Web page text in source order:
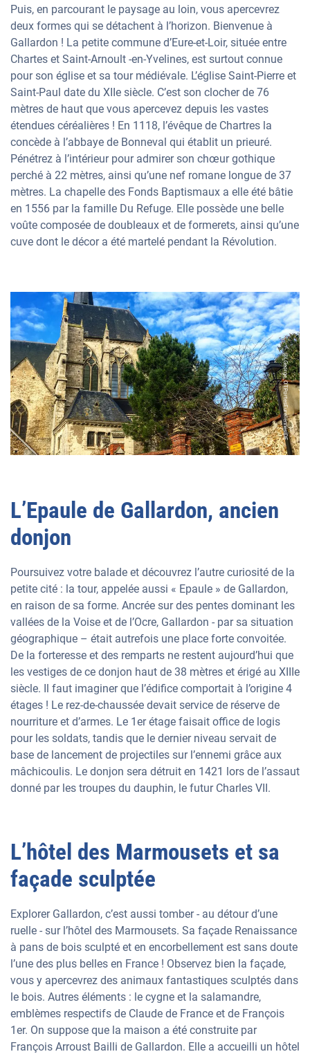
Puis, en parcourant le paysage au loin, vous apercevrez
deux formes qui se détachent à l’horizon. Bienvenue à
Gallardon ! La petite commune d’Eure-et-Loir, située entre
Chartes et Saint-Arnoult -en-Yvelines, est surtout connue
pour son église et sa tour médiévale. L’église Saint-Pierre et
Saint-Paul date du XIIe siècle. C’est son clocher de 76
mètres de haut que vous apercevez depuis les vastes
étendues céréalières ! En 1118, l’évêque de Chartres la
concède à l’abbaye de Bonneval qui établit un prieuré.
Pénétrez à l’intérieur pour admirer son chœur gothique
perché à 22 mètres, ainsi qu’une nef romane longue de 37
mètres. La chapelle des Fonds Baptismaux a elle été bâtie
en 1556 par la famille Du Refuge. Elle possède une belle
voûte composée de doubleaux et de formerets, ainsi qu’une
cuve dont le décor a été martelé pendant la Révolution.
@LGeorge_OTPortesEureliennesIDF
L’Epaule de Gallardon, ancien
donjon
Poursuivez votre balade et découvrez l’autre curiosité de la
petite cité : la tour, appelée aussi « Epaule » de Gallardon,
en raison de sa forme. Ancrée sur des pentes dominant les
vallées de la Voise et de l’Ocre, Gallardon - par sa situation
géographique – était autrefois une place forte convoitée.
De la forteresse et des remparts ne restent aujourd’hui que
les vestiges de ce donjon haut de 38 mètres et érigé au XIIIe
siècle. Il faut imaginer que l’édifice comportait à l’origine 4
étages ! Le rez-de-chaussée devait service de réserve de
nourriture et d’armes. Le 1er étage faisait office de logis
pour les soldats, tandis que le dernier niveau servait de
base de lancement de projectiles sur l’ennemi grâce aux
mâchicoulis. Le donjon sera détruit en 1421 lors de l’assaut
donné par les troupes du dauphin, le futur Charles VII.
L’hôtel des Marmousets et sa
façade sculptée
Explorer Gallardon, c’est aussi tomber - au détour d’une
ruelle - sur l’hôtel des Marmousets. Sa façade Renaissance
à pans de bois sculpté et en encorbellement est sans doute
l’une des plus belles en France ! Observez bien la façade,
vous y apercevrez des animaux fantastiques sculptés dans
le bois. Autres éléments : le cygne et la salamandre,
emblèmes respectifs de Claude de France et de François
1er. On suppose que la maison a été construite par
François Arroust Bailli de Gallardon. Elle a accueilli un hôtel